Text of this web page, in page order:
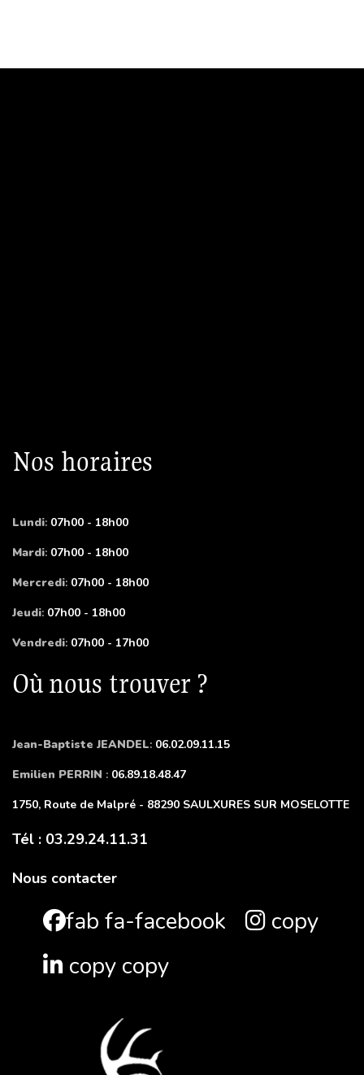
Nos horaires
Lundi: 07h00 - 18h00
Mardi: 07h00 - 18h00
Mercredi: 07h00 - 18h00
Jeudi: 07h00 - 18h00
Vendredi: 07h00 - 17h00
Où nous trouver ?
Jean-Baptiste JEANDEL: 06.02.09.11.15
Emilien PERRIN : 06.89.18.48.47
1750, Route de Malpré - 88290 SAULXURES SUR MOSELOTTE
Tél : 03.29.24.11.31
Nous contacter
fab fa-facebook
copy
copy copy